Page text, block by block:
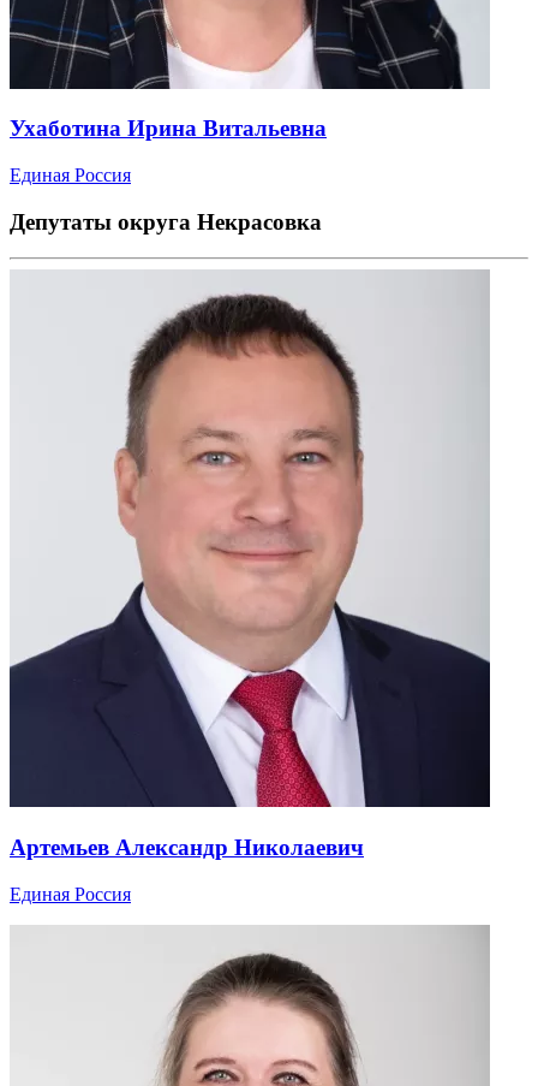
Ухаботина Ирина Витальевна
Единая Россия
Депутаты округа Некрасовка
Артемьев Александр Николаевич
Единая Россия